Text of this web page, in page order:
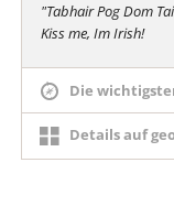
"Tabhair Pog Dom
Kiss me, Im Irish!
Die
Details auf